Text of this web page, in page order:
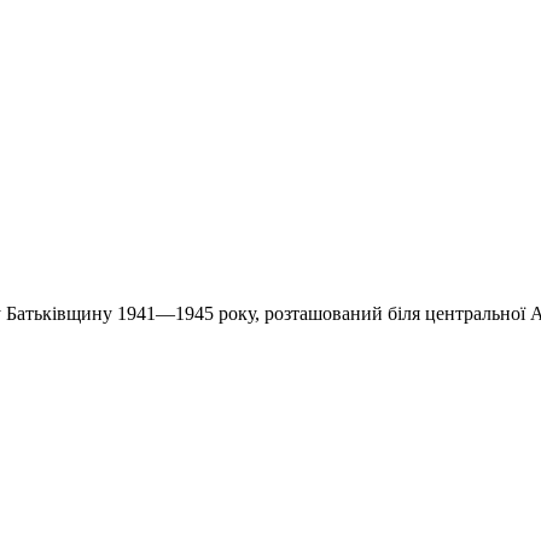
1941—1945 року, розташований біля центральної